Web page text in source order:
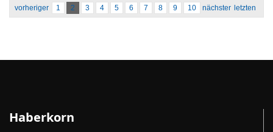
vorheriger 1 2 3 4 5 6 7 8 9 10 nächster letzten
Haberkorn